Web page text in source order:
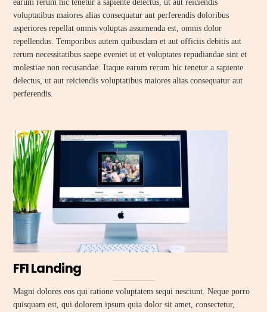
earum rerum hic tenetur a sapiente delectus, ut aut reiciendis
voluptatibus maiores alias consequatur aut perferendis doloribus
asperiores repellat omnis voluptas assumenda est, omnis dolor
repellendus. Temporibus autem quibusdam et aut officiis debitis aut
rerum necessitatibus saepe eveniet ut et voluptates repudiandae sint et
molestiae non recusandae. Itaque earum rerum hic tenetur a sapiente
delectus, ut aut reiciendis voluptatibus maiores alias consequatur aut
perferendis.
FFI Landing
Magni dolores eos qui ratione voluptatem sequi nesciunt. Neque porro
quisquam est, qui dolorem ipsum quia dolor sit amet, consectetur,